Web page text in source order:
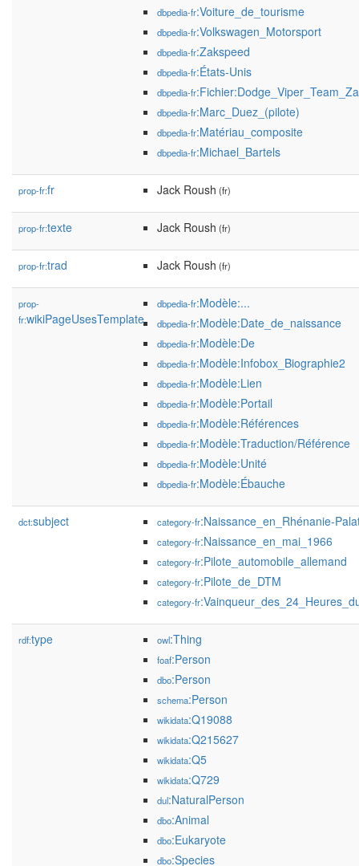
dbpedia-fr:Voiture_de_tourisme
dbpedia-fr:Volkswagen_Motorsport
dbpedia-fr:Zakspeed
dbpedia-fr:États-Unis
dbpedia-fr
dbpedia-fr:Marc_Duez_(pilote)
dbpedia-fr:Matériau_composite
dbpedia-fr:Michael_Bartels
prop-fr:fr Jack Roush (fr)
prop-fr:texte Jack Roush (fr)
prop-fr:trad Jack Roush (fr)
prop-
fr:wikiPageUsesTemplate
dbpedia-fr:Modèle:...
dbpedia-fr:Modèle:Date_de_naissance
dbpedia-fr:Modèle:De
dbpedia-fr:Modèle:Infobox_Biographie2
dbpedia-fr:Modèle:Lien
dbpedia-fr:Modèle:Portail
dbpedia-fr:Modèle:Références
dbpedia-fr:Modèle:Traduction/Référence
dbpedia-fr:Modèle:Unité
dbpedia-fr:Modèle:Ébauche
dct:subject category-fr:Naissance_en_Rhénanie-
category-fr:Naissance_en_mai_1966
category-fr:Pilote_automobile_allemand
category-fr:Pilote_de_DTM
category-fr
rdf:type owl:Thing
foaf:Person
dbo:Person
schema:Person
wikidata:Q19088
wikidata:Q215627
wikidata:Q5
wikidata:Q729
dul:NaturalPerson
dbo:Animal
dbo:Eukaryote
dbo:Species